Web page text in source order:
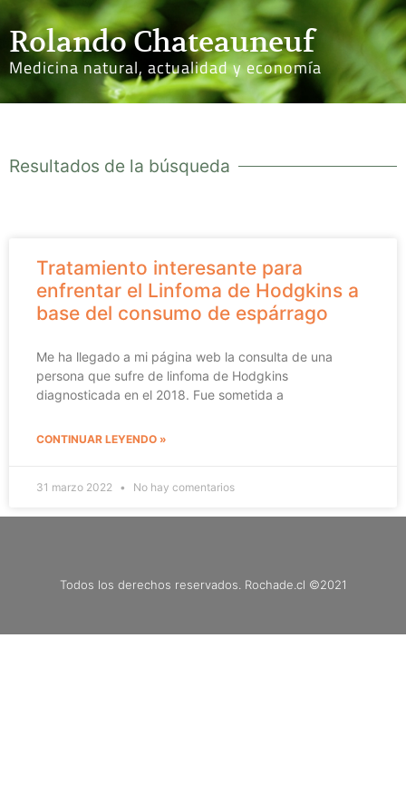
Rolando Chateauneuf
Medicina natural, actualidad y economía
Resultados de la búsqueda
Tratamiento interesante para
enfrentar el Linfoma de Hodgkins a
base del consumo de espárrago
Me ha llegado a mi página web la consulta de una
persona que sufre de linfoma de Hodgkins
diagnosticada en el 2018. Fue sometida a
CONTINUAR LEYENDO »
31 marzo 2022 No hay comentarios
Todos los derechos reservados. Rochade.cl ©2021